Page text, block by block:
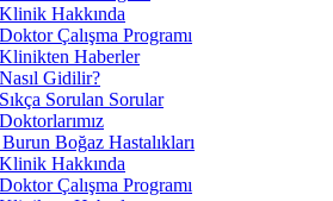
Klinik Hakkında
Doktor Çalışma Programı
Klinikten Haberler
Nasıl Gidilir?
Sıkça Sorulan Sorular
Doktorlarımız
Boğaz Hastalıkları
Klinik Hakkında
Doktor Çalışma Programı